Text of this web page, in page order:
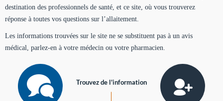
destination des professionnels de santé, et ce site, où vous trouverez
réponse à toutes vos questions sur l’allaitement.
Les informations trouvées sur le site ne se substituent pas à un avis
médical, parlez-en à votre médecin ou votre pharmacien.
Trouvez de l'information